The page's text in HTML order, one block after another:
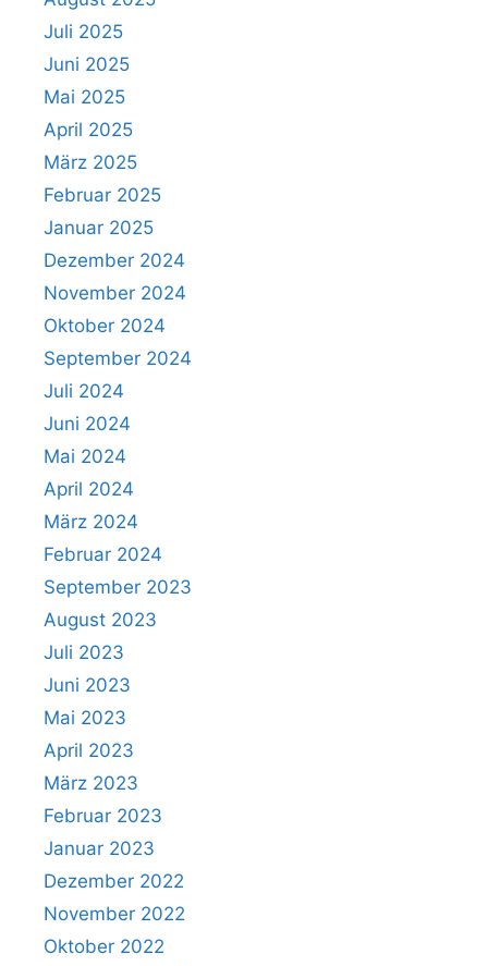
Juli 2025
Juni 2025
Mai 2025
April 2025
März 2025
Februar 2025
Januar 2025
Dezember 2024
November 2024
Oktober 2024
September 2024
Juli 2024
Juni 2024
Mai 2024
April 2024
März 2024
Februar 2024
September 2023
August 2023
Juli 2023
Juni 2023
Mai 2023
April 2023
März 2023
Februar 2023
Januar 2023
Dezember 2022
November 2022
Oktober 2022